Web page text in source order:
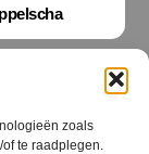
zoals
te raadplegen.